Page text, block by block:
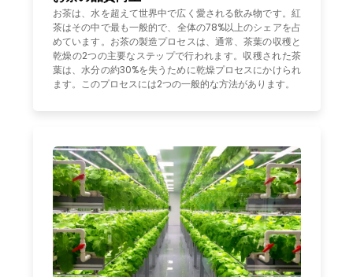
お茶は、水を超えて世界中で広く愛される飲み物です。紅
茶はその中で最も一般的で、全体の78%以上のシェアを占
めています。お茶の製造プロセスは、通常、茶葉の収穫と
乾燥の2つの主要なステップで行われます。収穫された茶
葉は、水分の約30%を失うために乾燥プロセスにかけられ
ます。このプロセスには2つの一般的な方法があります。